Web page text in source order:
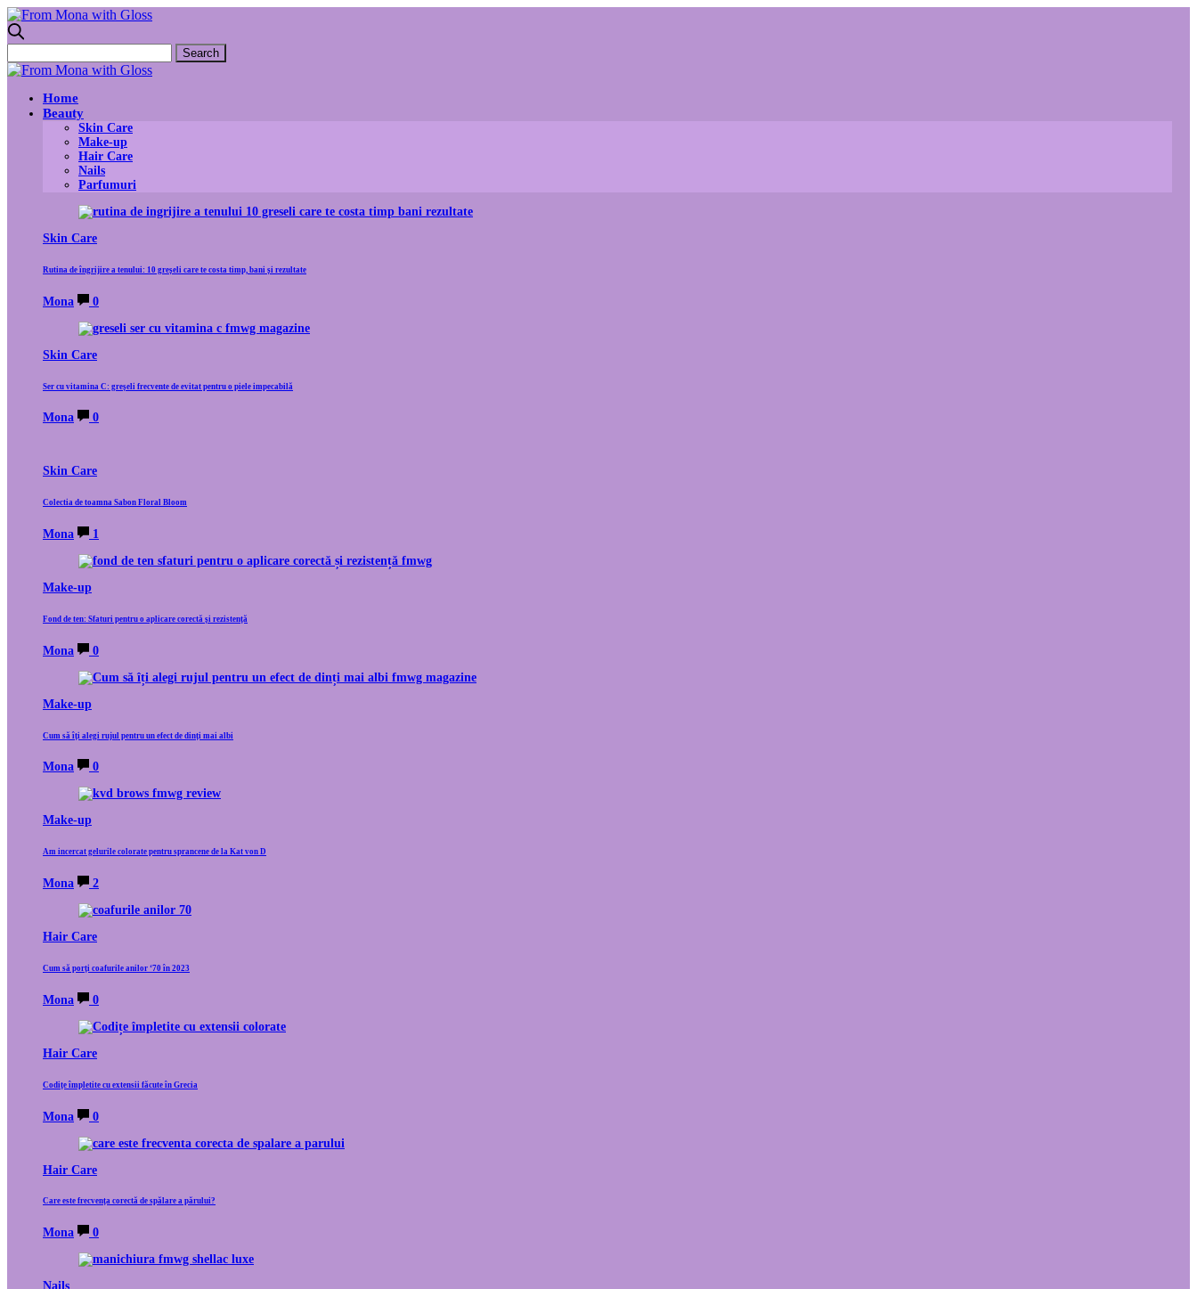
Home
Beauty
Skin Care
Make-up
Hair Care
Nails
Parfumuri
Skin Care
Rutina de îngrijire a tenului: 10 greșeli care te costa timp, bani și rezultate
Mona 0
Skin Care
Ser cu vitamina C: greșeli frecvente de evitat pentru o piele impecabilă
Mona 0
Skin Care
Colectia de toamna Sabon Floral Bloom
Mona 1
Make-up
Fond de ten: Sfaturi pentru o aplicare corectă și rezistență
Mona 0
Make-up
Cum să îți alegi rujul pentru un efect de dinți mai albi
Mona 0
Make-up
Am incercat gelurile colorate pentru sprancene de la Kat von D
Mona 2
Hair Care
Cum să porți coafurile anilor ‘70 în 2023
Mona 0
Hair Care
Codițe împletite cu extensii făcute în Grecia
Mona 0
Hair Care
Care este frecvența corectă de spălare a părului?
Mona 0
Nails